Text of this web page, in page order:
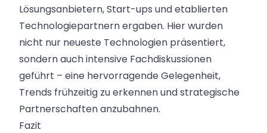
Lösungsanbietern, Start-ups und etablierten
Technologiepartnern ergaben. Hier wurden
nicht nur neueste Technologien präsentiert,
sondern auch intensive Fachdiskussionen
geführt – eine hervorragende Gelegenheit,
Trends frühzeitig zu erkennen und strategische
Partnerschaften anzubahnen.
Fazit